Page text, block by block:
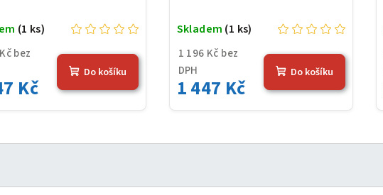
bez
Kč
(1 ks)
Do košíku
1 196 Kč bez
DPH
1 447 Kč
Skladem (1 ks)
Do košíku